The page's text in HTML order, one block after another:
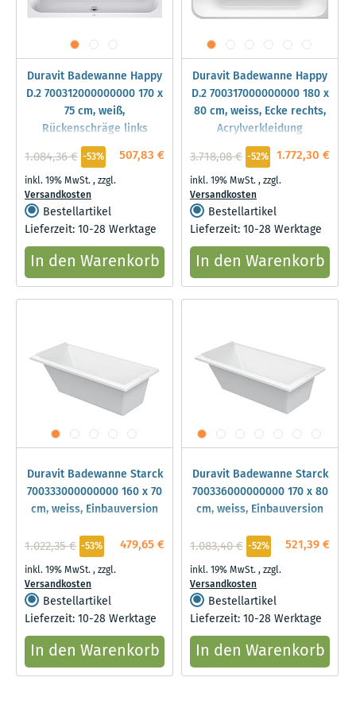
Duravit Badewanne Happy
D.2 700312000000000 170 x
75 cm, weiß,
Rückenschräge links
507,83 €
1.084,36 € -53%
inkl. 19% MwSt.,zzgl.
Versandkosten
Bestellartikel
Lieferzeit: 10-28 Werktage
In den Warenkorb
Duravit Badewanne Happy
D.2 700317000000000 180 x
80 cm, weiss, Ecke rechts,
Acrylverkleidung
1.772,30 €
3.718,08 € -52%
inkl. 19% MwSt.,zzgl.
Versandkosten
Bestellartikel
Lieferzeit: 10-28 Werktage
In den Warenkorb
Duravit Badewanne Starck
700333000000000 160 x 70
cm, weiss, Einbauversion
479,65 €
1.022,35 € -53%
inkl. 19% MwSt.,zzgl.
Versandkosten
Bestellartikel
Lieferzeit: 10-28 Werktage
In den Warenkorb
Duravit Badewanne Starck
700336000000000 170 x 80
cm, weiss, Einbauversion
521,39 €
1.083,40 € -52%
inkl. 19% MwSt.,zzgl.
Versandkosten
Bestellartikel
Lieferzeit: 10-28 Werktage
In den Warenkorb